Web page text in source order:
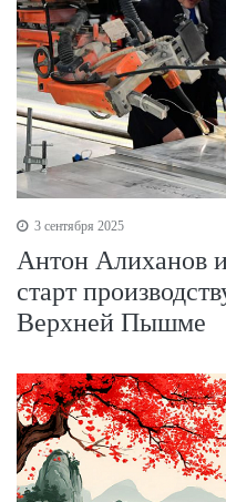
3 сентября 2025
Антон Алиханов
старт
Верхней Пышме